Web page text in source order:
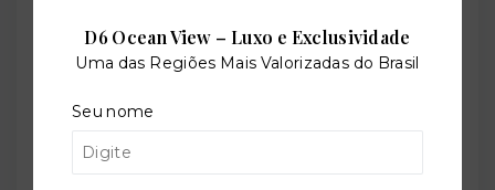
(47) 9 9147-9687
contato@imobiliariatorquato.com.br
Nome
D6 Ocean View – Luxo e Exclusividade
Uma das Regiões Mais Valorizadas do Brasil
Seu nome